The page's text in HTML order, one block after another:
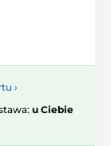
›
u Ciebie